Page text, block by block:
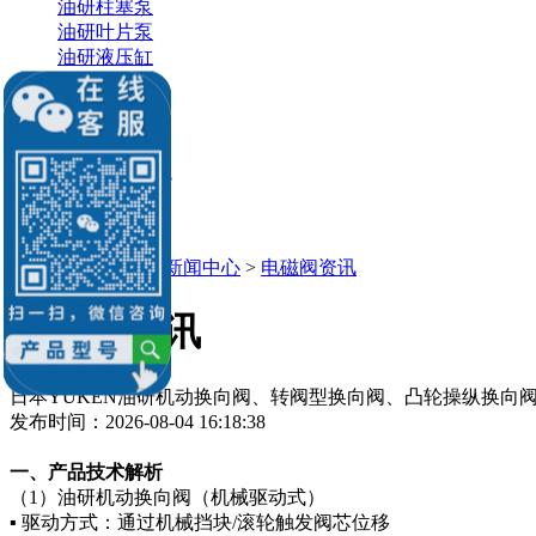
油研柱塞泵
油研叶片泵
油研液压缸
油研电机
油研电磁阀
销售：李经理
微信：13686884195
Q Q：539184136
539184136@qq.com
当前位置：主页> 新闻中心 > 电磁阀资讯
电磁阀资讯
日本YUKEN油研机动换向阀、转阀型换向阀、凸轮操纵换向
发布时间：2026-08-04 16:18:38
一、产品技术解析
（1）油研机动换向阀（机械驱动式）
▪ 驱动方式：通过机械挡块/滚轮触发阀芯位移